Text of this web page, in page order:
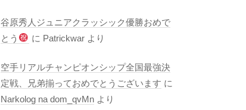
谷原秀人ジュニアクラッシック優勝おめで
とう
に Patrickwarより
空手リアルチャンピオンシップ全国最強決
定戦、兄弟揃っておめでとうございます に
Narkolog na dom_qvMn より